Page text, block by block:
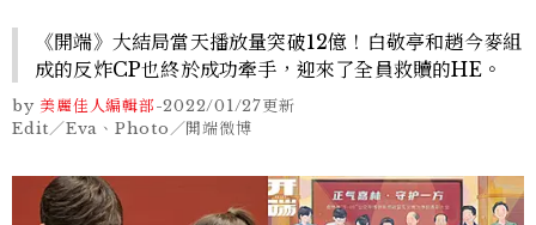
《開端》大結局當天播放量突破12億！白敬亭和趙今麥組
成的反炸CP也終於成功牽手，迎來了全員救贖的HE。
by 美麗佳人編輯部-2022/01/27更新
Edit／Eva、Photo／開端微博